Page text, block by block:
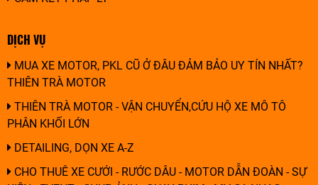
DỊCH VỤ
MUA XE MOTOR, PKL CŨ Ở ĐÂU ĐẢM BẢO UY TÍN NHẤT?
THIÊN TRÀ MOTOR
THIÊN TRÀ MOTOR - VẬN CHUYỂN,CỨU HỘ XE MÔ TÔ
PHÂN KHỐI LỚN
DETAILING, DỌN XE A-Z
CHO THUÊ XE CƯỚI - RƯỚC DÂU - MOTOR DẪN ĐOÀN - SỰ